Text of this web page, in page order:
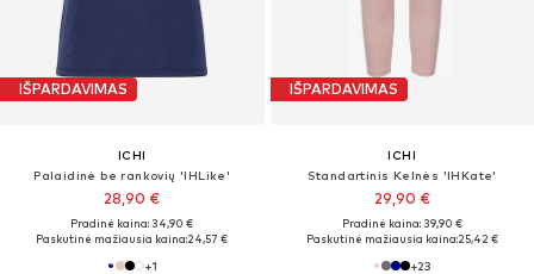
IŠPARDAVIMAS
ICHI
Palaidinė be rankovių 'IHLike'
28,90 €
Pradinė kaina: 34,90 €
Paskutinė mažiausia kaina:24,57 €
+1
IŠPARDAVIMAS
ICHI
Standartinis Kelnės 'IHKate'
29,90 €
Pradinė kaina: 39,90 €
Paskutinė mažiausia kaina:25,42 €
+23